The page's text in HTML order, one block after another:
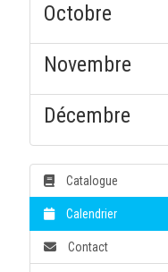
Octobre
Novembre
Décembre
Catalogue
Calendrier
Contact